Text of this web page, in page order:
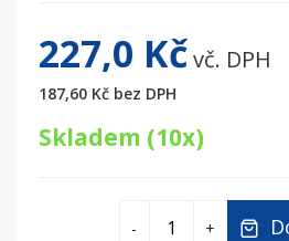
227,0 Kčvč. DPH
187,60 Kč bez DPH
Skladem (10x)
- +